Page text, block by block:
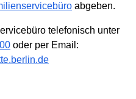
abgeben.
telefonisch unter
oder per Email: